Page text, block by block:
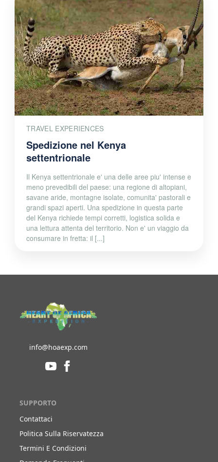
TRAVEL EXPERIENCES
Spedizione nel Kenya
settentrionale
Il Kenya settentrionale e' una delle aree piu' intense e
meno prevedibili del paese: una regione di altopiani,
savane aride, montagne isolate, comunita' pastorali e
grandi spazi aperti. Una spedizione in questa parte
del Kenya richiede tempi corretti, logistica solida e
una lettura attenta del territorio. Non e' un viaggio da
consumare in fretta: il [...]
info@hoaexp.com
SUPPORTO
Contattaci
Politica Sulla Riservatezza
Termini E Condizioni